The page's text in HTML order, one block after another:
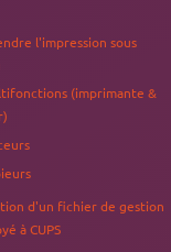
a suivi un
aux protocoles
pageCUPS) ou
du
» pour lesquels il
simple sans
avec ces
à partir de la
l'impression sous
(imprimante &
d'un fichier de gestion
à CUPS